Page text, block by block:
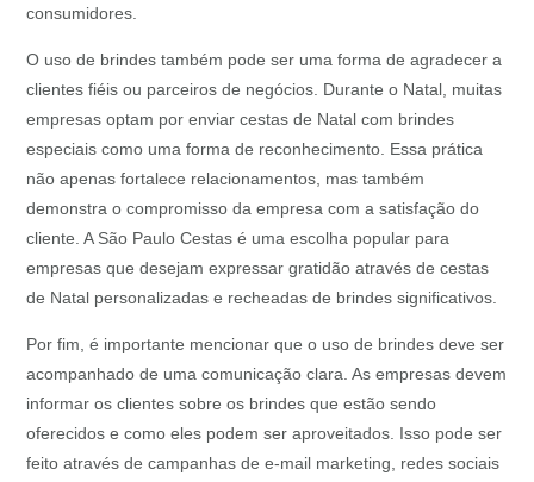
consumidores.
O uso de brindes também pode ser uma forma de agradecer a
clientes fiéis ou parceiros de negócios. Durante o Natal, muitas
empresas optam por enviar cestas de Natal com brindes
especiais como uma forma de reconhecimento. Essa prática
não apenas fortalece relacionamentos, mas também
demonstra o compromisso da empresa com a satisfação do
cliente. A São Paulo Cestas é uma escolha popular para
empresas que desejam expressar gratidão através de cestas
de Natal personalizadas e recheadas de brindes significativos.
Por fim, é importante mencionar que o uso de brindes deve ser
acompanhado de uma comunicação clara. As empresas devem
informar os clientes sobre os brindes que estão sendo
oferecidos e como eles podem ser aproveitados. Isso pode ser
feito através de campanhas de e-mail marketing, redes sociais